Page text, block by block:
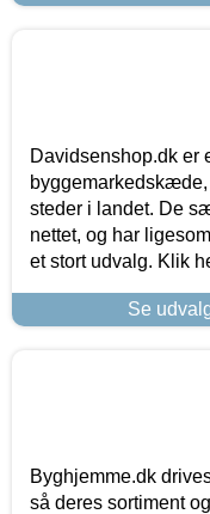
Davidsenshop.dk er
steder i landet. De
nettet, og har
et stort udvalg. Klik
Se
Byghjemme.dk
så deres sortiment